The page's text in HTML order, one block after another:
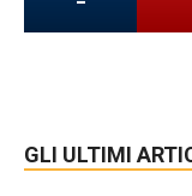
GLI ULTIMI